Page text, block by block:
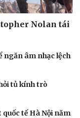
Nolan tái
ngăn âm nhạc lệch
tủ kính trò
tế Hà Nội năm